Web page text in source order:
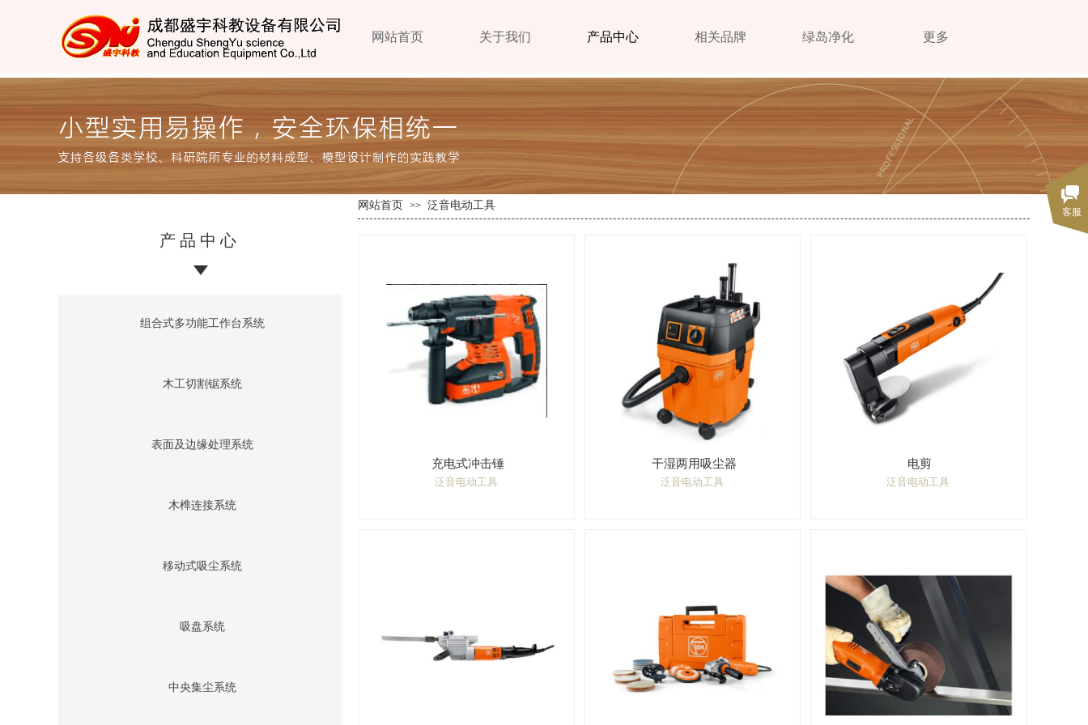
网站首页 >> 泛音电动工具
产品中心
充电式冲击锤
泛音电动工具
干湿两用吸尘器
泛音电动工具
电剪
泛音电动工具
组合式多功能工作台系统
木工切割锯系统
表面及边缘处理系统
木榫连接系统
移动式吸尘系统
吸盘系统
中央集尘系统
网站首页 关于我们 产品中心 相关品牌 绿岛净化 更多
客服